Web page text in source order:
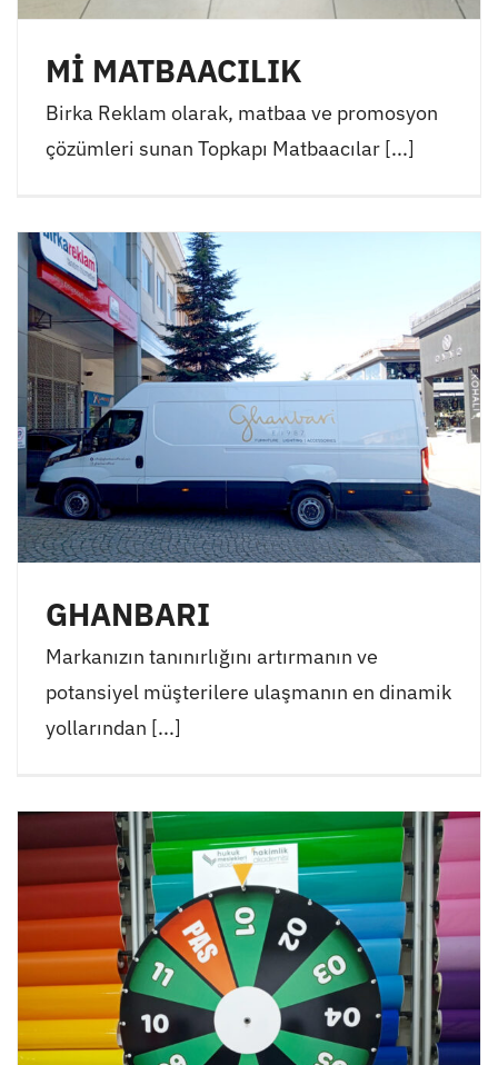
Mİ MATBAACILIK
Birka Reklam olarak, matbaa ve promosyon
çözümleri sunan Topkapı Matbaacılar [...]
GHANBARI
Markanızın tanınırlığını artırmanın ve
potansiyel müşterilere ulaşmanın en dinamik
yollarından [...]